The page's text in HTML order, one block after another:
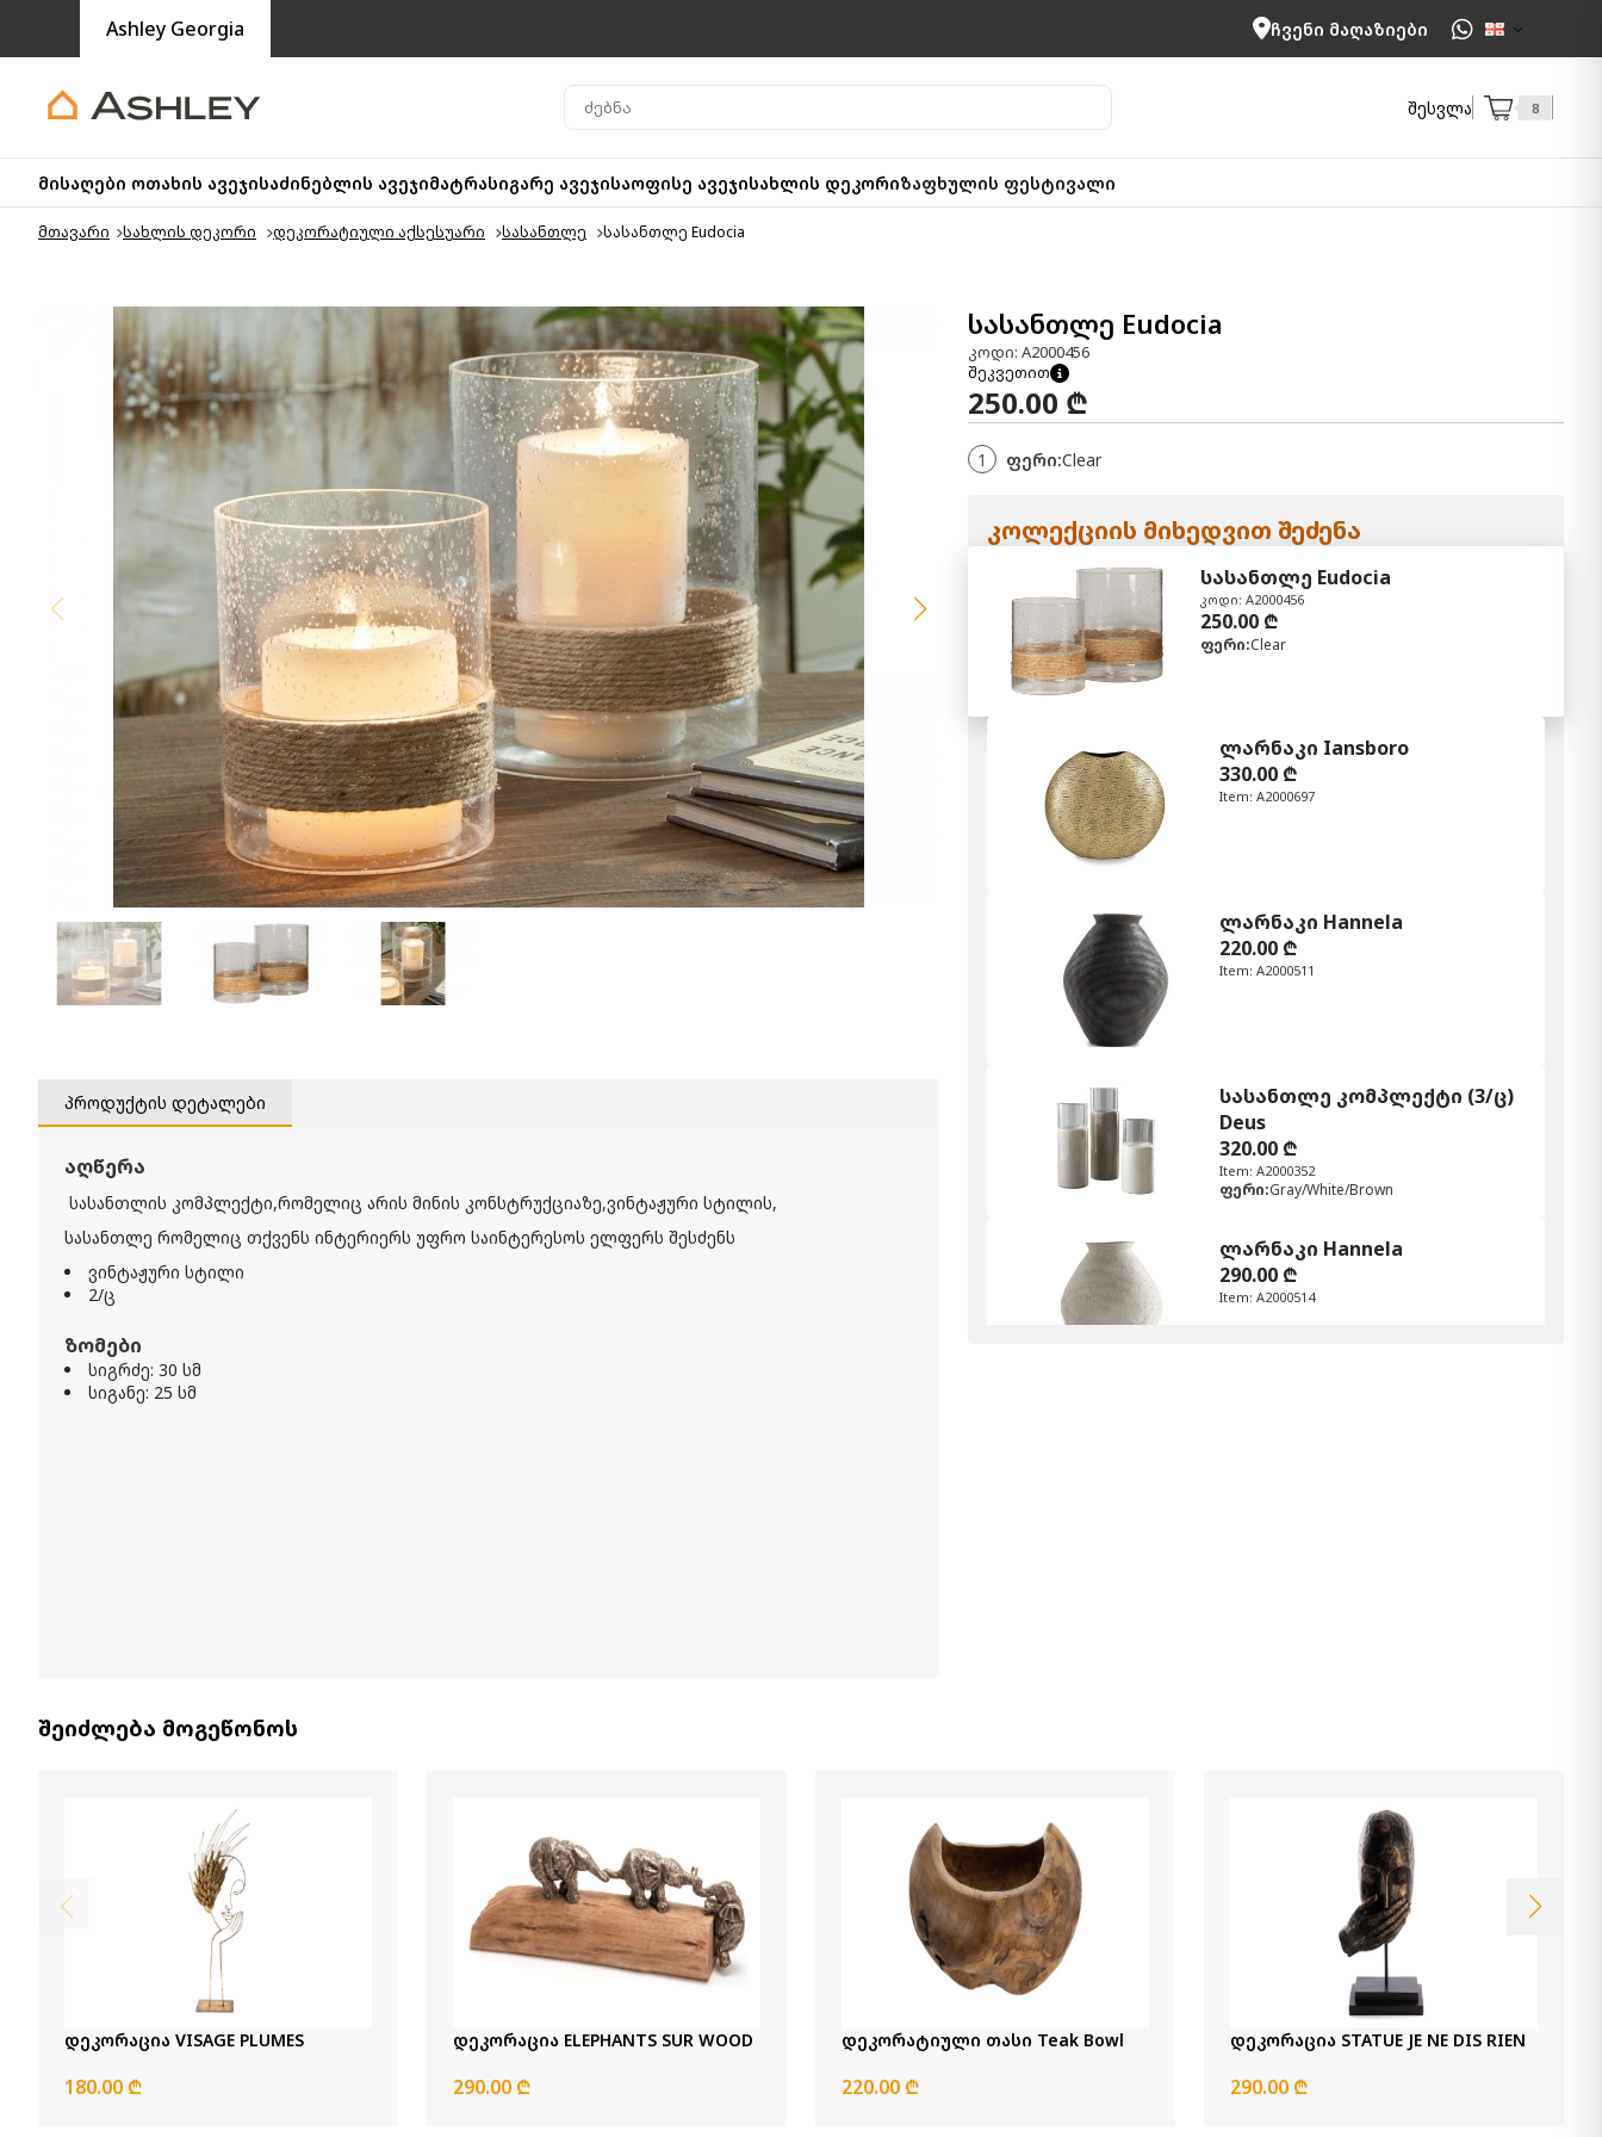
Ashley Georgia ჩვენი მაღაზიები
შესვლა 8
მისაღები ოთახის ავეჯისაძინებლის ავეჯიმატრასიგარე ავეჯისაოფისე ავეჯისახლის დეკორიზაფხულის ფესტივალი
მთავარი სახლის დეკორი დეკორატიული აქსესუარი სასანთლე სასანთლე Eudocia
სასანთლე Eudocia
კოდი: A2000456
შეკვეთით
250.00 ₾
1 ფერი:Clear
კოლექციის მიხედვით შეძენა
სასანთლე Eudocia
კოდი: A2000456
250.00 ₾
ფერი:Clear
ლარნაკი Iansboro
330.00 ₾
Item: A2000697
ლარნაკი Hannela
220.00 ₾
Item: A2000511
სასანთლე კომპლექტი (3/ც)
Deus
320.00 ₾
Item: A2000352
ფერი:Gray/White/Brown
ლარნაკი Hannela
290.00 ₾
Item: A2000514
Brown/Cream
წიგნის დეკორაცია Jolina
კალათაში დამატება
პროდუქტის დეტალები
აღწერა
სასანთლის კომპლექტი,რომელიც არის მინის კონსტრუქციაზე,ვინტაჟური სტილის,
სასანთლე რომელიც თქვენს ინტერიერს უფრო საინტერესოს ელფერს შესძენს
ვინტაჟური სტილი
2/ც
ზომები
სიგრძე: 30 სმ
სიგანე: 25 სმ
შეიძლება მოგეწონოს
დეკორაცია VISAGE PLUMES
180.00 ₾
დეკორაცია ELEPHANTS SUR WOOD
290.00 ₾
დეკორატიული თასი Teak Bowl
220.00 ₾
დეკორაცია STATUE JE NE DIS RIEN
290.00 ₾